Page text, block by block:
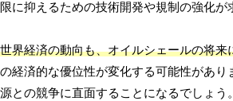
限に抑えるための技術開発や規制の強化
世界経済の動向も、オイルシェールの将来
の経済的な優位性が変化する可能性があ
源との競争に直面することになるでしょう。